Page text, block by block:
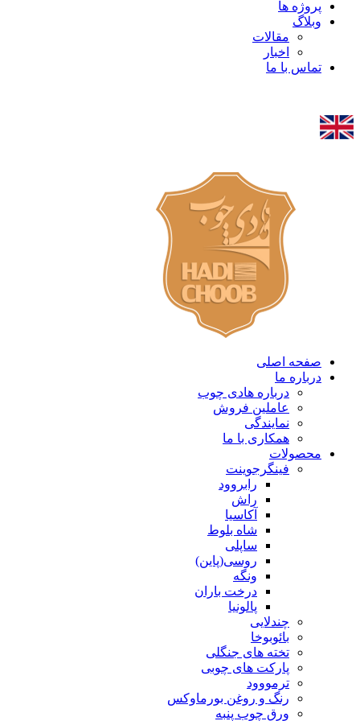
پروژه ها
وبلاگ
مقالات
اخبار
تماس با ما
صفحه اصلی
درباره ما
درباره هادی چوب
عاملین فروش
نمایندگی
همکاری با ما
محصولات
فینگرجوینت
رابروود
راش
آکاسیا
شاه بلوط
ساپلی
روسی(پاین)
ونگه
درخت باران
پالونیا
چندلایی
بائوبوخا
تخته های جنگلی
پارکت های چوبی
ترمووود
رنگ و روغن بورماوکس
ورق چوب پنبه